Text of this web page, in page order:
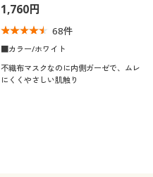
1,760円
68件
■カラー/ホワイト
不織布マスクなのに内側ガーゼで、ムレ
にくくやさしい肌触り